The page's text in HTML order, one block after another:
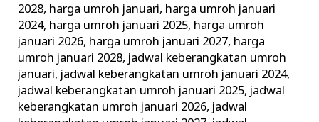
2028, harga umroh januari, harga umroh januari
2024, harga umroh januari 2025, harga umroh
januari 2026, harga umroh januari 2027, harga
umroh januari 2028, jadwal keberangkatan umroh
januari, jadwal keberangkatan umroh januari 2024,
jadwal keberangkatan umroh januari 2025, jadwal
keberangkatan umroh januari 2026, jadwal